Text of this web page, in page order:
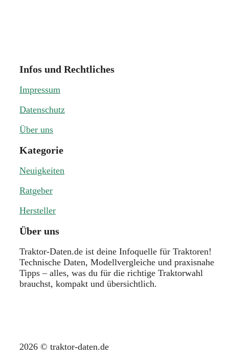
Infos und Rechtliches
Impressum
Datenschutz
Über uns
Kategorie
Neuigkeiten
Ratgeber
Hersteller
Über uns
Traktor-Daten.de ist deine Infoquelle für Traktoren!
Technische Daten, Modellvergleiche und praxisnahe
Tipps – alles, was du für die richtige Traktorwahl
brauchst, kompakt und übersichtlich.
2026 © traktor-daten.de